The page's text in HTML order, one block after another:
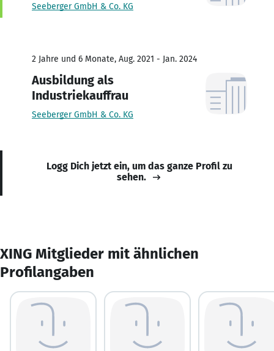
Seeberger GmbH & Co. KG
2 Jahre und 6 Monate, Aug. 2021 - Jan. 2024
Ausbildung als
Industriekauffrau
Seeberger GmbH & Co. KG
Logg Dich jetzt ein, um das ganze Profil zu
sehen.
XING Mitglieder mit ähnlichen
Profilangaben